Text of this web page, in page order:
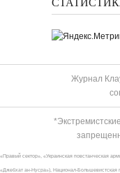
Журнал
«Правый сектор», «Украинская повстанческая
«Джебхат ан-Нусра»), Национал-Большевистская